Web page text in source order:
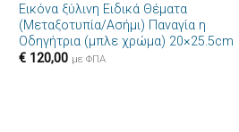
Πρόσθήκη
στην λίστα
επιθυμιών
Εικόνα ξύλινη Ειδικά Θέματα
(Μεταξοτυπία/Ασήμι) Παναγία η
Οδηγήτρια (μπλε χρώμα) 20×25.5cm
€120,00 με ΦΠΑ